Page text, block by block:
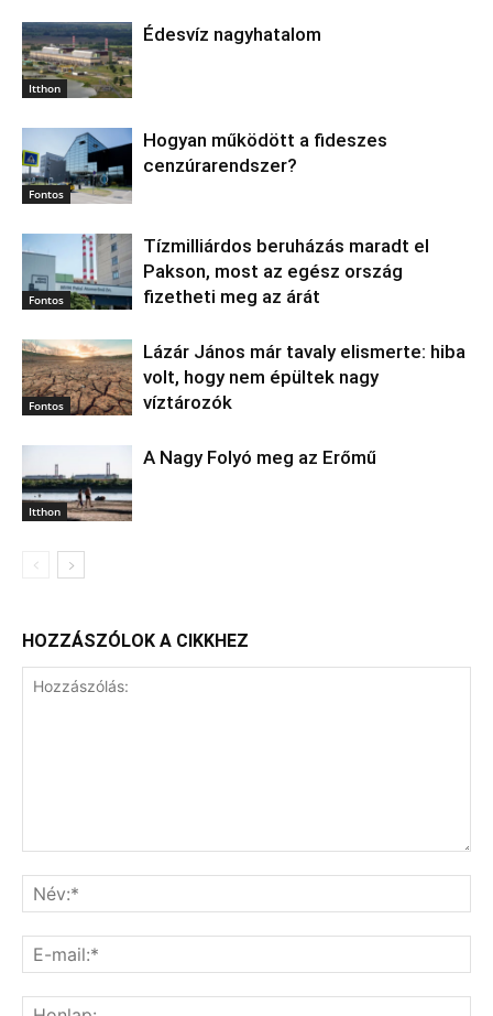
Itthon
Édesvíz nagyhatalom
Fontos
Hogyan működött a fideszes
cenzúrarendszer?
Fontos
Tízmilliárdos beruházás maradt el
Pakson, most az egész ország
fizetheti meg az árát
Fontos
Lázár János már tavaly elismerte: hiba
volt, hogy nem épültek nagy
víztározók
Itthon
A Nagy Folyó meg az Erőmű
HOZZÁSZÓLOK A CIKKHEZ